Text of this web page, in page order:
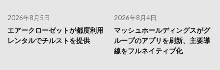
2026年8月5日
エアークローゼットが都度利用
レンタルでチルストを提供
2026年8月4日
マッシュホールディングスがグ
ループのアプリを刷新、主要導
線をフルネイティブ化